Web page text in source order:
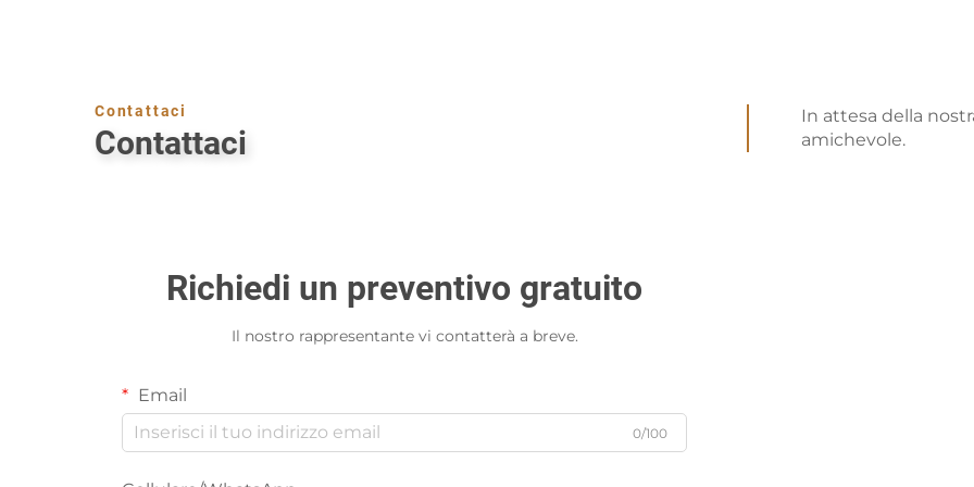
di quanto appaia.
versamento negli stampi. Ciò garantisce che la tua esperienza nella creazione di candele sia divertente,
Contattaci
Contattaci
In attesa della
amichevole.
Richiedi un preventivo gratuito
Il nostro rappresentante vi contatterà a breve.
Email
0/100